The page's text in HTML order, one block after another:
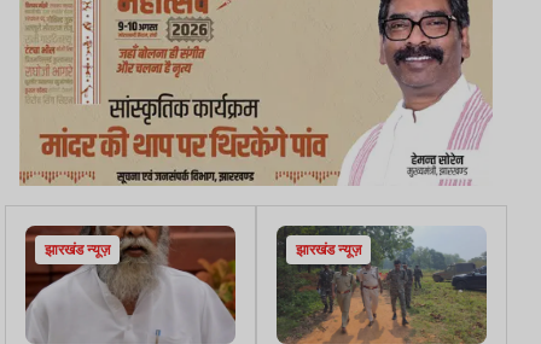
झारखंड न्यूज़ झारखंड न्यूज़